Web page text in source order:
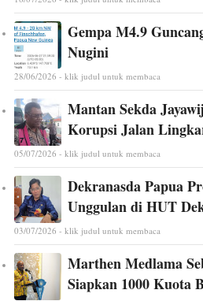
Gempa M4.9
Nugini
28/06/2026 - klik judul untuk membaca
Mantan Sekda
Korupsi Jalan
05/07/2026 - klik judul untuk membaca
Dekranasda Papua
Unggulan di HUT
03/07/2026 - klik judul untuk membaca
Marthen Medlama
Siapkan 1000 Kuota